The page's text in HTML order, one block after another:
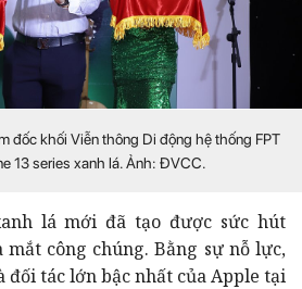
đốc khối Viễn thông Di động hệ thống FPT
13 series xanh lá. Ảnh: ĐVCC.
lá mới đã tạo được sức hút
công chúng. Bằng sự nỗ lực,
tác lớn bậc nhất của Apple tại